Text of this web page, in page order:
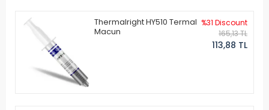
Thermalright HY510 Termal
Macun
%31 Discount
165,13 TL
113,88 TL